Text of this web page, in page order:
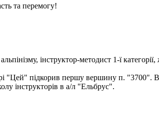
та перемогу!
інструктор-методист 1-ї
"Цей" підкорив першу вершину п.
інструкторів в а/л "Ельбрус".